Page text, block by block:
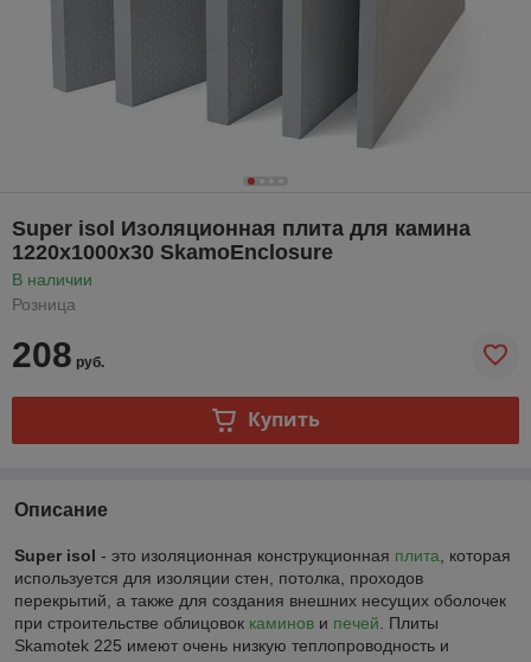
Super isol Изоляционная плита для камина
1220x1000х30 SkamoEnclosure
В наличии
Розница
208 руб.
Купить
Описание
Super isol - это изоляционная конструкционная плита , которая
используется для изоляции стен, потолка, проходов
перекрытий, а также для создания внешних несущих оболочек
при строительстве облицовок каминов и печей . Плиты
Skamotek 225 имеют очень низкую теплопроводность и